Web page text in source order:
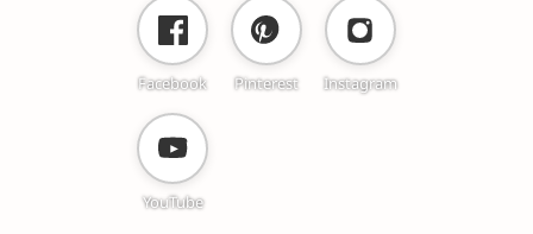
Facebook Pinterest Instagram
YouTube